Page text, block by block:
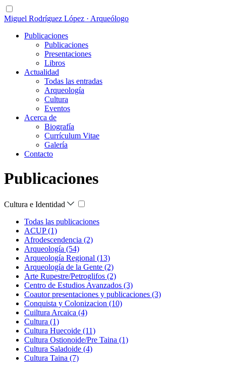
Miguel Rodríguez López · Arqueólogo
Publicaciones
Publicaciones
Presentaciones
Libros
Actualidad
Todas las entradas
Arqueología
Cultura
Eventos
Acerca de
Biografía
Currículum Vitae
Galería
Contacto
Publicaciones
Cultura e Identidad
Todas las publicaciones
ACUP (1)
Afrodescendencia (2)
Arqueología (54)
Arqueología Regional (13)
Arqueología de la Gente (2)
Arte Rupestre/Petroglifos (2)
Centro de Estudios Avanzados (3)
Coautor presentaciones y publicaciones (3)
Conquista y Colonizacion (10)
Cuiltura Arcaica (4)
Cultura (1)
Cultura Huecoide (11)
Cultura Ostionoide/Pre Taina (1)
Cultura Saladoide (4)
Cultura Taina (7)